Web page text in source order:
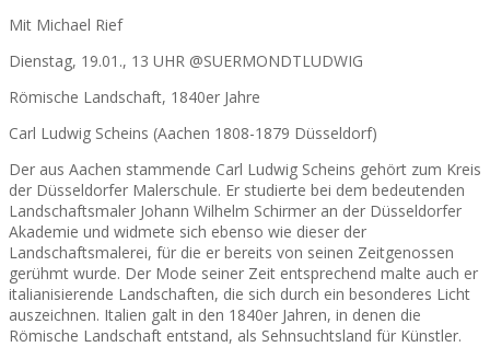
Mit Michael Rief
Dienstag, 19.01., 13 UHR @SUERMONDTLUDWIG
Römische Landschaft, 1840er Jahre
Carl Ludwig Scheins (Aachen 1808-1879 Düsseldorf)
Der aus Aachen stammende Carl Ludwig Scheins gehört zum Kreis
der Düsseldorfer Malerschule. Er studierte bei dem bedeutenden
Landschaftsmaler Johann Wilhelm Schirmer an der Düsseldorfer
Akademie und widmete sich ebenso wie dieser der
Landschaftsmalerei, für die er bereits von seinen Zeitgenossen
gerühmt wurde. Der Mode seiner Zeit entsprechend malte auch er
italianisierende Landschaften, die sich durch ein besonderes Licht
auszeichnen. Italien galt in den 1840er Jahren, in denen die
Römische Landschaft entstand, als Sehnsuchtsland für Künstler.